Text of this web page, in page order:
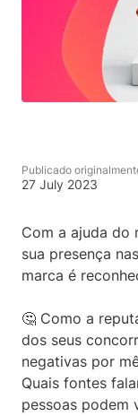
Publicado
27 July 2023
Com a ajuda do
sua presença
marca é
🤔 Como a
dos seus
negativas por
Quais fontes
pessoas podem